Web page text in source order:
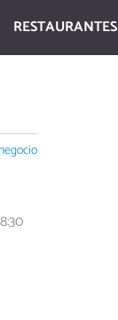
RESTAURANTES